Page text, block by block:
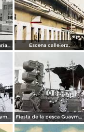
Monumento a José María Yáñez Escena callejera.
Fiesta de la pesca Guaymas, Sonora 1949 Fiesta de la pesca Guaymas, Sonora 1949